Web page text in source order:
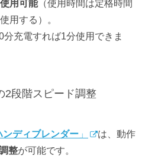
用可能（使用時間は定格時間
用する）。
充電すれば1分使用できま
2段階スピード調整
ンディブレンダー 」
は、動作
整が可能です。